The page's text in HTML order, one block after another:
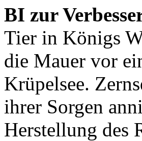
BI zur
Tier in Königs
die Mauer vor
Krüpelsee.
ihrer Sorgen
Herstellung des